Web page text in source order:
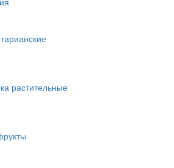
растительные